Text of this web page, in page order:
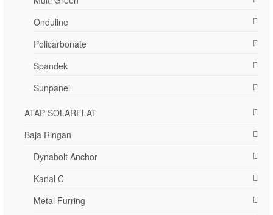
Onduline
Policarbonate
Spandek
Sunpanel
ATAP SOLARFLAT
Baja Ringan
Dynabolt Anchor
Kanal C
Metal Furring